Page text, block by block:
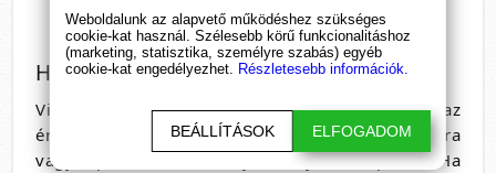
Gyártó:Orgie (Portugália, EU)
Hogyan használd a Pulse gélt
Vigyél fel 1 pumpálásnyi mennyiségetaz
érzékeny területre – csiklóra, mellbimbóra, ajakra
vagy a péniszre –, és várj néhány másodpercet. Ha
Weboldalunk az alapvető működéshez szükséges
cookie-kat használ. Szélesebb körű funkcionalitáshoz
(marketing, statisztika, személyre szabás) egyéb
cookie-kat engedélyezhet. Részletesebb információk.
BEÁLLÍTÁSOK ELFOGADOM